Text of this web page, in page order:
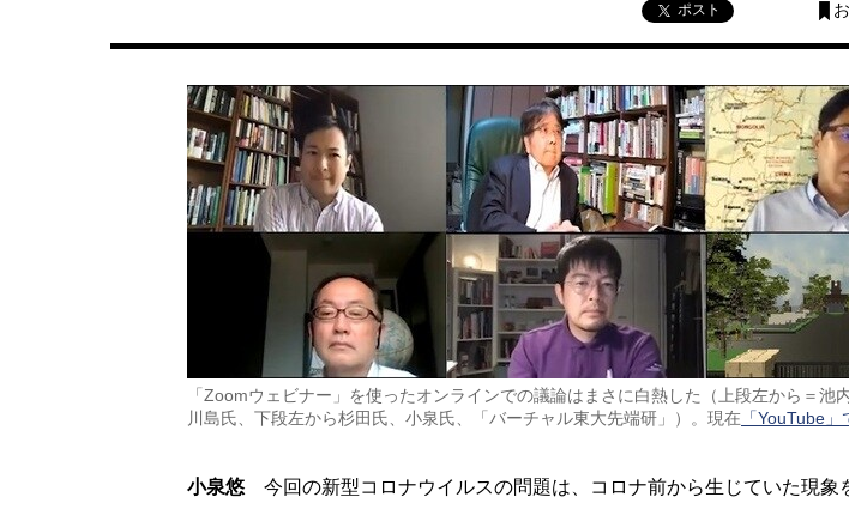
ポスト
「Zoomウェビナー」を使ったオンラインでの議論はまさに白熱した（上段左から＝池
川島氏、下段左から杉田氏、小泉氏、「バーチャル東大先端研」）。現在 「YouTube
小泉悠 今回の新型コロナウイルスの問題は、コロナ前から生じていた現象